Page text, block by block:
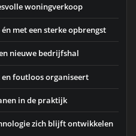
woningverkoop
met een sterke opbrengst
nieuwe bedrijfshal
foutloos organiseert
in de praktijk
zich blijft ontwikkelen